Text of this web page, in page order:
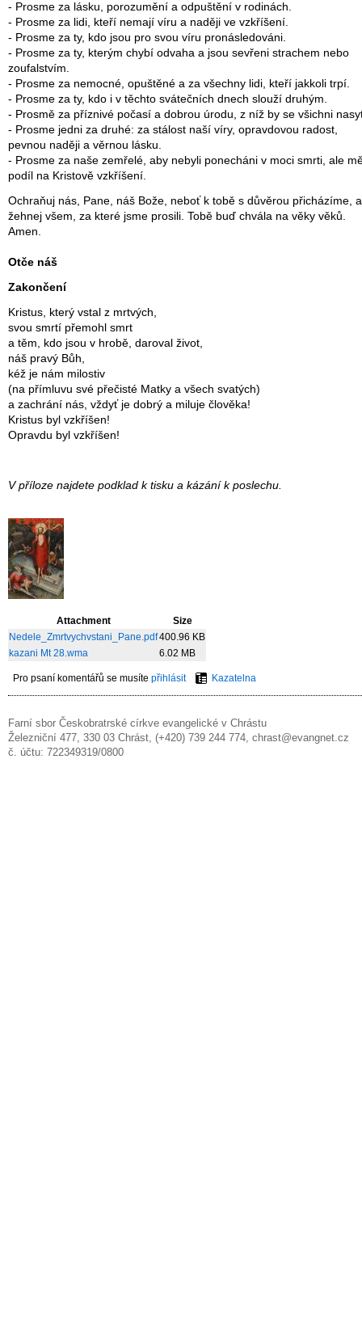
- Prosme za lásku, porozumění a odpuštění v rodinách.
- Prosme za lidi, kteří nemají víru a naději ve vzkříšení.
- Prosme za ty, kdo jsou pro svou víru pronásledováni.
- Prosme za ty, kterým chybí odvaha a jsou sevřeni strachem nebo
zoufalstvím.
- Prosme za nemocné, opuštěné a za všechny lidi, kteří jakkoli trpí.
- Prosme za ty, kdo i v těchto svátečních dnech slouží druhým.
- Prosmě za příznivé počasí a dobrou úrodu, z níž by se všichni
- Prosme jedni za druhé: za stálost naší víry, opravdovou radost,
pevnou naději a věrnou lásku.
- Prosme za naše zemřelé, aby nebyli ponecháni v moci smrti, ale
podíl na Kristově vzkříšení.
Ochraňuj nás, Pane, náš Bože, neboť k tobě s důvěrou přicházíme, a
žehnej všem, za které jsme prosili. Tobě buď chvála na věky věků.
Amen.
Otče náš
Zakončení
Kristus, který vstal z mrtvých,
svou smrtí přemohl smrt
a těm, kdo jsou v hrobě, daroval život,
náš pravý Bůh,
kéž je nám milostiv
(na přímluvu své přečisté Matky a všech svatých)
a zachrání nás, vždyť je dobrý a miluje člověka!
Kristus byl vzkříšen!
Opravdu byl vzkříšen!
V příloze najdete podklad k tisku a kázání k poslechu.
Attachment
Size
Nedele_Zmrtvychvstani_Pane.pdf400.96 KB
kazani Mt 28.wma
6.02 MB
Pro psaní komentářů se musíte přihlásit Kazatelna
Farní sbor Českobratrské církve evangelické v Chrástu
Železniční 477, 330 03 Chrást, (+420) 739 244 774, chrast@evangnet.cz
č. účtu: 722349319/0800